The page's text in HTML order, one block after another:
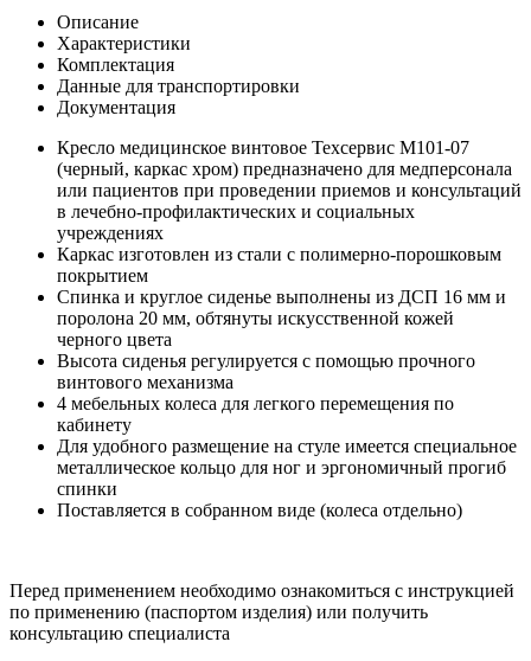
Описание
Характеристики
Комплектация
Данные для транспортировки
Документация
Кресло медицинское винтовое Техсервис М101-07
(черный, каркас хром) предназначено для медперсонала
или пациентов при проведении приемов и консультаций
в лечебно-профилактических и социальных
учреждениях
Каркас изготовлен из стали с полимерно-порошковым
покрытием
Спинка и круглое сиденье выполнены из ДСП 16 мм и
поролона 20 мм, обтянуты искусственной кожей
черного цвета
Высота сиденья регулируется с помощью прочного
винтового механизма
4 мебельных колеса для легкого перемещения по
кабинету
Для удобного размещение на стуле имеется специальное
металлическое кольцо для ног и эргономичный прогиб
спинки
Поставляется в собранном виде (колеса отдельно)
Перед применением необходимо ознакомиться с инструкцией
по применению (паспортом изделия) или получить
консультацию специалиста